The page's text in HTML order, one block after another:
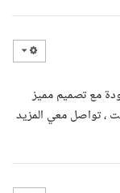
مع تصميم مميز
، تواصل معي المزيد